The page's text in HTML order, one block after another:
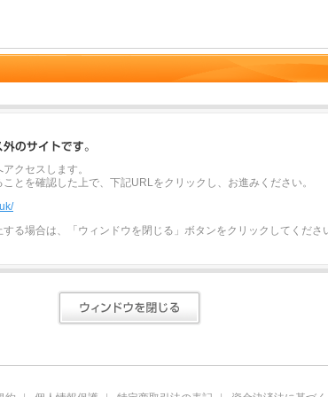
クセスします。
とを確認した上で、下記URLをクリックし、お進みください。
る場合は、「ウィンドウを閉じる」ボタンをクリックしてくださ